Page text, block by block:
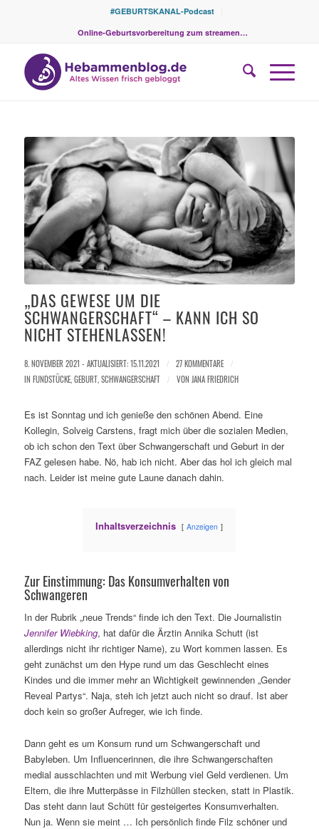
#GEBURTSKANAL-Podcast
Online-Geburtsvorbereitung zum streamen…
„DAS GEWESE UM DIE
SCHWANGERSCHAFT“ – KANN ICH SO
NICHT STEHENLASSEN!
8. NOVEMBER 2021 - AKTUALISIERT: 15.11.2021 / 27 KOMMENTARE
/
IN FUNDSTÜCKE,GEBURT,SCHWANGERSCHAFT / VON JANA FRIEDRICH
Es ist Sonntag und ich genieße den schönen Abend. Eine
Kollegin, Solveig Carstens, fragt mich über die sozialen Medien,
ob ich schon den Text über Schwangerschaft und Geburt in der
FAZ gelesen habe. Nö, hab ich nicht. Aber das hol ich gleich mal
nach. Leider ist meine gute Laune danach dahin.
Inhaltsverzeichnis Anzeigen
Zur Einstimmung: Das Konsumverhalten von
Schwangeren
In der Rubrik „neue Trends“ finde ich den Text. Die Journalistin
Jennifer Wiebking, hat dafür die Ärztin Annika Schutt (ist
allerdings nicht ihr richtiger Name), zu Wort kommen lassen. Es
geht zunächst um den Hype rund um das Geschlecht eines
Kindes und die immer mehr an Wichtigkeit gewinnenden „Gender
Reveal Partys“. Naja, steh ich jetzt auch nicht so drauf. Ist aber
doch kein so großer Aufreger, wie ich finde.
Dann geht es um Konsum rund um Schwangerschaft und
Babyleben. Um Influencerinnen, die ihre Schwangerschaften
medial ausschlachten und mit Werbung viel Geld verdienen. Um
Eltern, die ihre Mutterpässe in Filzhüllen stecken, statt in Plastik.
Das steht dann laut Schütt für gesteigertes Konsumverhalten.
Nun ja. Wenn sie meint … Ich persönlich finde Filz schöner und